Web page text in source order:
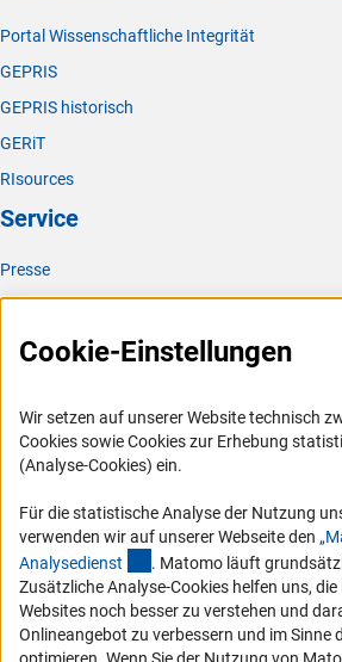
Portal Wissenschaftliche Integrität
GEPRIS
GEPRIS historisch
GERiT
RIsources
Service
Presse
FAQ
Karriere
RSS-Feeds
Compliance
Barrierefreiheit
Service und Informationen für Menschen mit
Erklärung zur Barrierefreiheit
Barriere melden
Cookie-Einstellungen
Wir setzen auf unserer Website technisch
Cookies sowie Cookies zur Erhebung
(Analyse-Cookies) ein.
Für die statistische Analyse der Nutzung
verwenden wir auf unserer Webseite den
Analysedienst (externer Link)
. Matomo läuft
Zusätzliche Analyse-Cookies helfen uns,
Websites noch besser zu verstehen und
Onlineangebot zu verbessern und im Sinne